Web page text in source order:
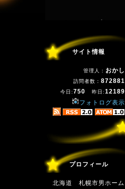
サイト情報
管理人： おかし
訪問者数： 872881
今日:750 昨日:12189
フォトログ表示
プロフィール
北海道 札幌市男ホーム